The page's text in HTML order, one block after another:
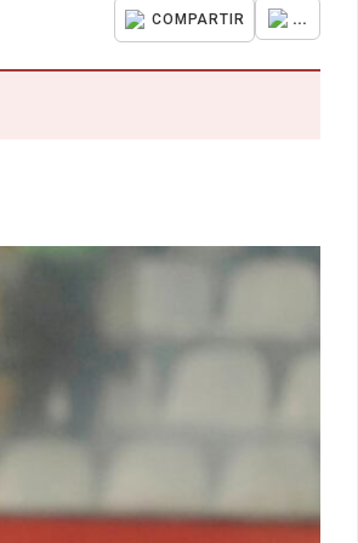
COMPARTIR ...